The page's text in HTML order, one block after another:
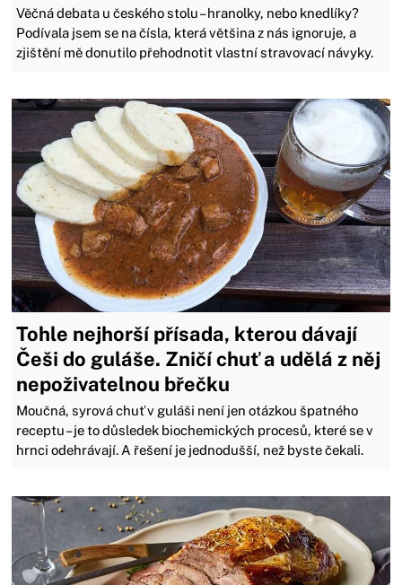
Věčná debata u českého stolu – hranolky, nebo knedlíky?
Podívala jsem se na čísla, která většina z nás ignoruje, a
zjištění mě donutilo přehodnotit vlastní stravovací návyky.
Tohle nejhorší přísada, kterou dávají
Češi do guláše. Zničí chuť a udělá z něj
nepoživatelnou břečku
Moučná, syrová chuť v guláši není jen otázkou špatného
receptu – je to důsledek biochemických procesů, které se v
hrnci odehrávají. A řešení je jednodušší, než byste čekali.